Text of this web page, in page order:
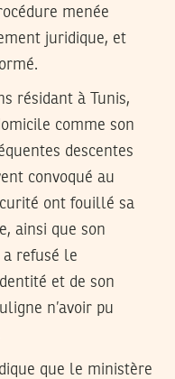
menée
juridique, et
résidant à Tunis,
comme son
descentes
convoqué au
ont fouillé sa
ainsi que son
a refusé le
et de son
n’avoir pu
que le ministère